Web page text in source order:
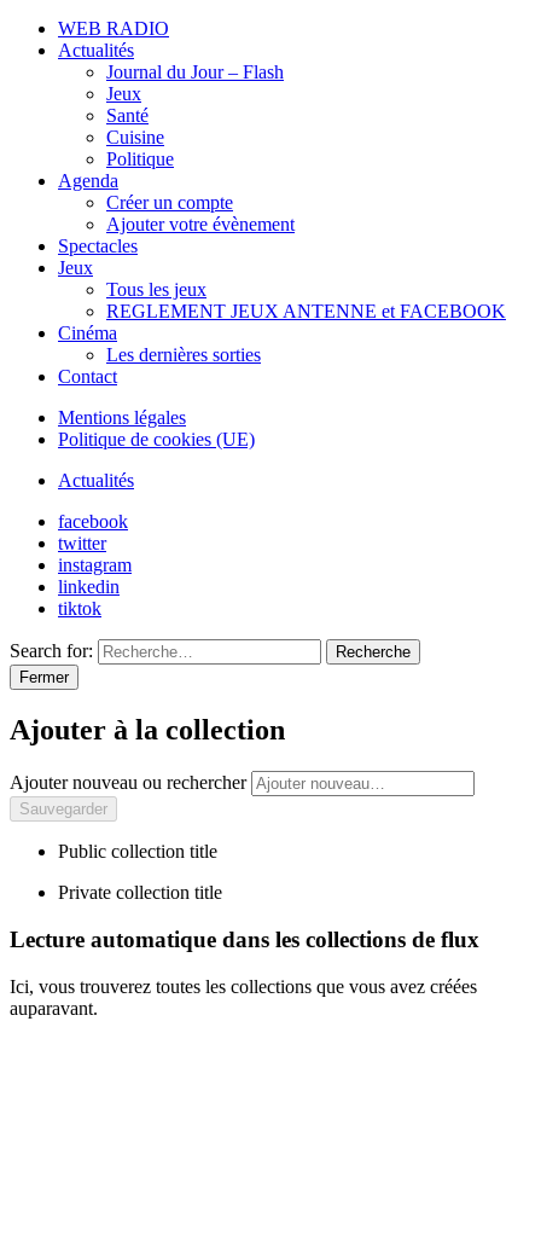
WEB RADIO
Actualités
Journal du Jour – Flash
Jeux
Santé
Cuisine
Politique
Agenda
Créer un compte
Ajouter votre évènement
Spectacles
Jeux
Tous les jeux
REGLEMENT JEUX ANTENNE et FACEBOOK
Cinéma
Les dernières sorties
Contact
Mentions légales
Politique de cookies (UE)
Actualités
facebook
twitter
instagram
linkedin
tiktok
Search for:
Recherche
Fermer
Ajouter à la collection
Ajouter nouveau ou rechercher
Public collection title
Private collection title
Lecture automatique dans les collections de flux
Ici, vous trouverez toutes les collections que vous avez créées
auparavant.